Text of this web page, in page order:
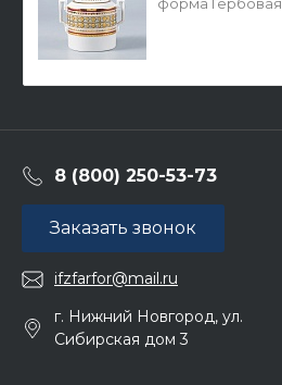
8 (800) 250-53-73
Заказать звонок
ifzfarfor@mail.ru
г. Нижний Новгород, ул.
Сибирская дом 3